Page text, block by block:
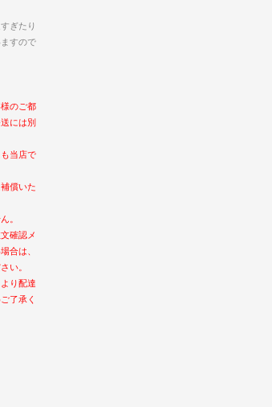
ぎたり
すので
のご都
には別
当店で
償いた
。
確認メ
合は、
い。
り配達
了承く